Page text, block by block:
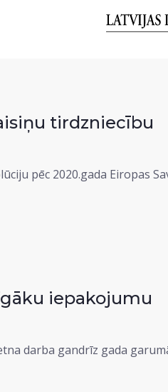
tirdzniecību
pēc 2020.gada Eiropas
iepakojumu
darba gandrīz gada